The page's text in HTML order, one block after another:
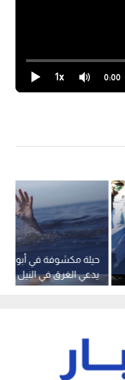
1x 0:00
حيلة مكشوفة في أبو
يدعي الغرق في النيل
سداد ديونه